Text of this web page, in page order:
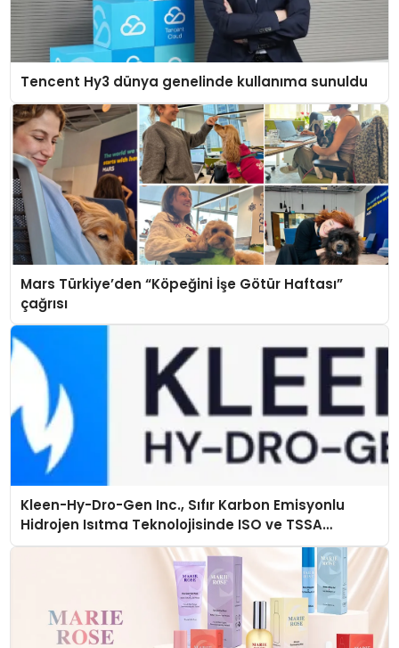
Tencent Hy3 dünya genelinde kullanıma sunuldu
Mars Türkiye’den “Köpeğini İşe Götür Haftası”
çağrısı
Kleen-Hy-Dro-Gen Inc., Sıfır Karbon Emisyonlu
Hidrojen Isıtma Teknolojisinde ISO ve TSSA
Düzenleyici Onaylarını Aldı